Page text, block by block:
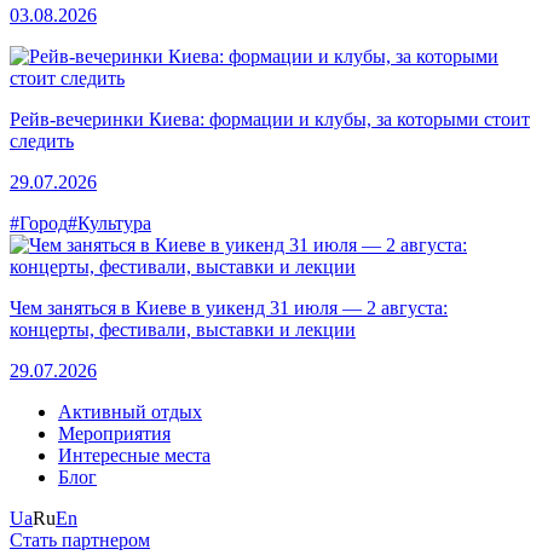
03.08.2026
Рейв-вечеринки Киева: формации и клубы, за которыми стоит
следить
29.07.2026
#Город#Культура
Чем заняться в Киеве в уикенд 31 июля — 2 августа:
концерты, фестивали, выставки и лекции
29.07.2026
Активный отдых
Мероприятия
Интересные места
Блог
UaRuEn
Стать партнером